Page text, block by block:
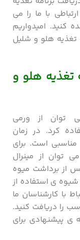
با ما را می
کنید. امیدواریم
تغذیه هلو و شلیل
تغذیه هلو و
توان از ورمی
کرد. در زمان
است. برای
توان از مینرال
از برداشت میوه
ی استفاده از
با کارشناسان ما
را دریافت کنید.
ی پیشنهادی برای